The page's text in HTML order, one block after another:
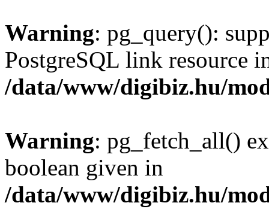
Warning: pg_query():
PostgreSQL link resource
/data/www/digibiz.hu/
Warning: pg_fetch_all()
boolean given in
/data/www/digibiz.hu/